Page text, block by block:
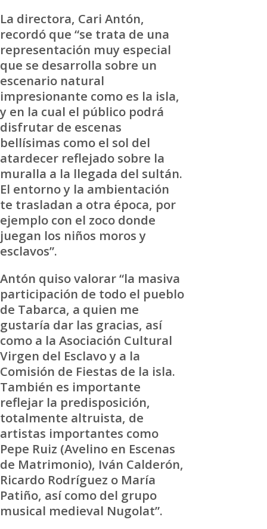
La directora, Cari Antón,
recordó que “se trata de una
representación muy especial
que se desarrolla sobre un
escenario natural
impresionante como es la isla,
y en la cual el público podrá
disfrutar de escenas
bellísimas como el sol del
atardecer reflejado sobre la
muralla a la llegada del sultán.
El entorno y la ambientación
te trasladan a otra época, por
ejemplo con el zoco donde
juegan los niños moros y
esclavos”.
Antón quiso valorar “la masiva
participación de todo el pueblo
de Tabarca, a quien me
gustaría dar las gracias, así
como a la Asociación Cultural
Virgen del Esclavo y a la
Comisión de Fiestas de la isla.
También es importante
reflejar la predisposición,
totalmente altruista, de
artistas importantes como
Pepe Ruiz (Avelino en Escenas
de Matrimonio), Iván Calderón,
Ricardo Rodríguez o María
Patiño, así como del grupo
musical medieval Nugolat”.